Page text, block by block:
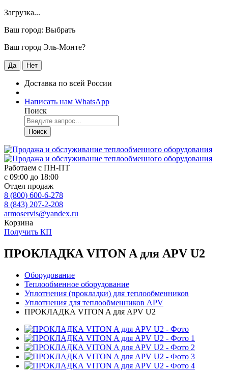
Загрузка...
Ваш город: Выбрать
Ваш город Эль-Монте?
Да Нет
Доставка по всей России
Написать нам WhatsApp
Поиск
Поиск
Работаем с ПН-ПТ
с 09:00 до 18:00
Отдел продаж
8 (800) 600-6-278
8 (843) 207-2-208
armoservis@yandex.ru
Корзина
Получить КП
ПРОКЛАДКА VITON A для APV U2
Оборудование
Теплообменное оборудование
Уплотнения (прокладки) для теплообменников
Уплотнения для теплообменников APV
ПРОКЛАДКА VITON A для APV U2